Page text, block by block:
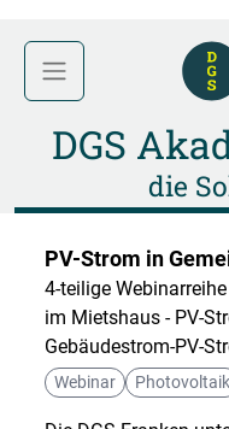
DGS
die
PV-Strom in
4-teilige
im Mietshaus - PV-
Gebäudestrom-PV-
Webinar Photovoltaik